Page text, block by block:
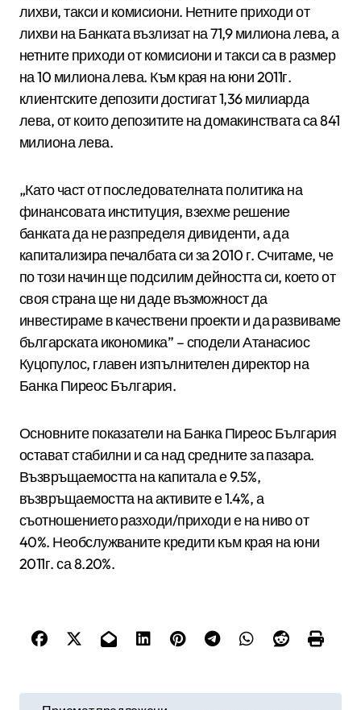
лихви, такси и комисиони. Нетните приходи от
лихви на Банката възлизат на 71,9 милиона лева, а
нетните приходи от комисиони и такси са в размер
на 10 милиона лева. Към края на юни 2011г.
клиентските депозити достигат 1,36 милиарда
лева, от които депозитите на домакинствата са 841
милиона лева.
„Като част от последователната политика на
финансовата институция, взехме решение
банката да не разпределя дивиденти, а да
капитализира печалбата си за 2010 г. Считаме, че
по този начин ще подсилим дейността си, което от
своя страна ще ни даде възможност да
инвестираме в качествени проекти и да развиваме
българската икономика” – сподели Атанасиос
Куцопулос, главен изпълнителен директор на
Банка Пиреос България.
Основните показатели на Банка Пиреос България
остават стабилни и са над средните за пазара.
Възвръщаемостта на капитала е 9.5%,
възвръщаемостта на активите е 1.4%, а
съотношението разходи/приходи е на ниво от
40%. Необслужваните кредити към края на юни
2011г. са 8.20%.